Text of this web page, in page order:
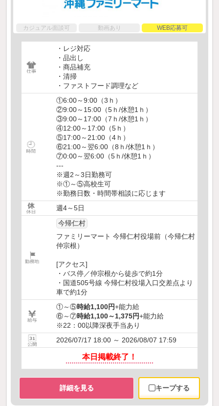
カジュアル面談可 動画あり WEB応募可
・レジ対応
・品出し
・商品補充
・清掃
・ファストフード調理など
①6:00～9:00（3ｈ）
②9:00～15:00（5ｈ/休憩1ｈ）
③9:00～17:00（7ｈ/休憩1ｈ）
④12:00～17:00（5ｈ）
⑤17:00～21:00（4ｈ）
⑥21:00～翌6:00（8ｈ/休憩1ｈ）
⑦0:00～翌6:00（5ｈ/休憩1ｈ）
---
※週2～3日勤務可
※①～⑤高校生可
※勤務日数・時間帯相談に応じます
週4～5日
今帰仁村
ファミリーマート 今帰仁村役場前（今帰仁村
仲宗根）
[アクセス]
・バス停／仲宗根から徒歩で約1分
・国道505号線 今帰仁村役場入口交差点より
車で約1分
①～⑤時給1,100円+能力給
⑥～⑦時給1,100～1,375円+能力給
※22：00以降深夜手当あり
2026/07/17 18:00 ～ 2026/08/07 17:59
本日掲載終了！
詳細を見る キープする